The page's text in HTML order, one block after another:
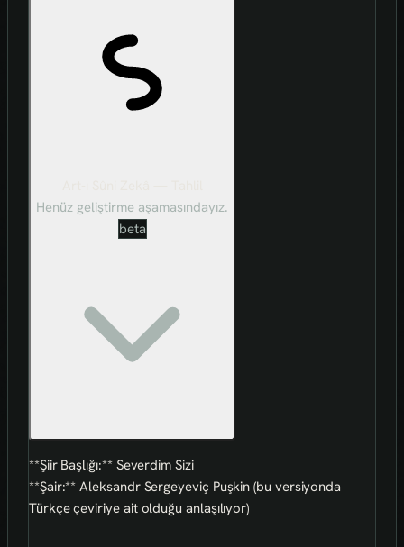
Henüz geliştirme aşamasındayız.
beta
**Şiir Başlığı:** Severdim Sizi
**Şair:** Aleksandr Sergeyeviç Puşkin (bu versiyonda
Türkçe çeviriye ait olduğu anlaşılıyor)